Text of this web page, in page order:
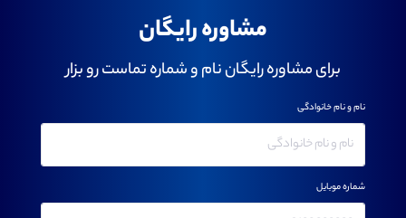
مشاوره رایگان
برای مشاوره رایگان نام و شماره تماست رو بزار
نام و نام خانوادگی
شماره موبایل